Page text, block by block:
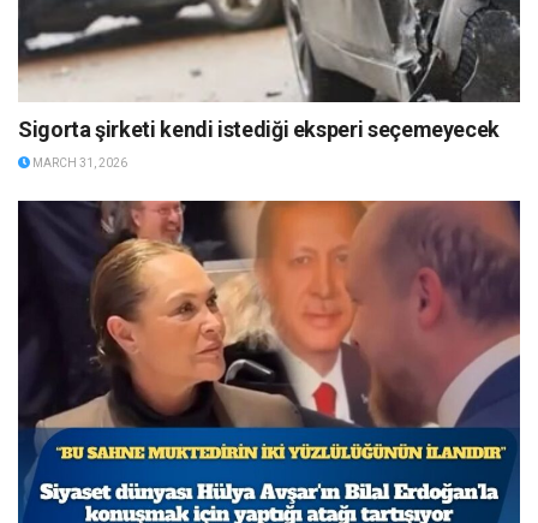
Sigorta şirketi kendi istediği eksperi seçemeyecek
MARCH 31, 2026